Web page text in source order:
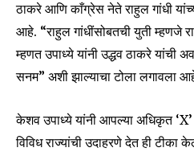
ठाकरे आणि काँग्रेस नेते राहुल गांधी
आहे. “राहुल गांधींसोबतची युती म्हणजे
म्हणत उपाध्ये यांनी उद्धव ठाकरे
सनम” अशी झाल्याचा टोला लगावला
केशव उपाध्ये यांनी आपल्या अधिकृत
विविध राज्यांची उदाहरणे देत ही टीका